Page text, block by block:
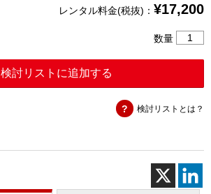
レンタル料金(税抜)： ¥17,200
数量
線
コ
ン
受
検討リストに追加する
検討リストとは？